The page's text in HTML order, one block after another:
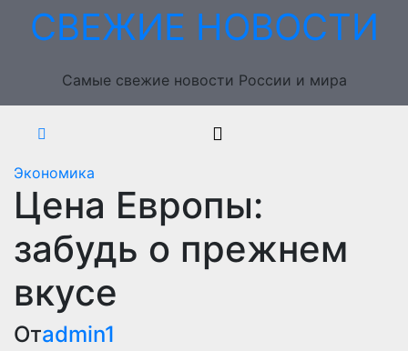
ПерейтиСВЕЖИЕ НОВОСТИ
Самые свежие новости России и мира
Экономика
Цена Европы:
забудь о прежнем
вкусе
Отadmin1